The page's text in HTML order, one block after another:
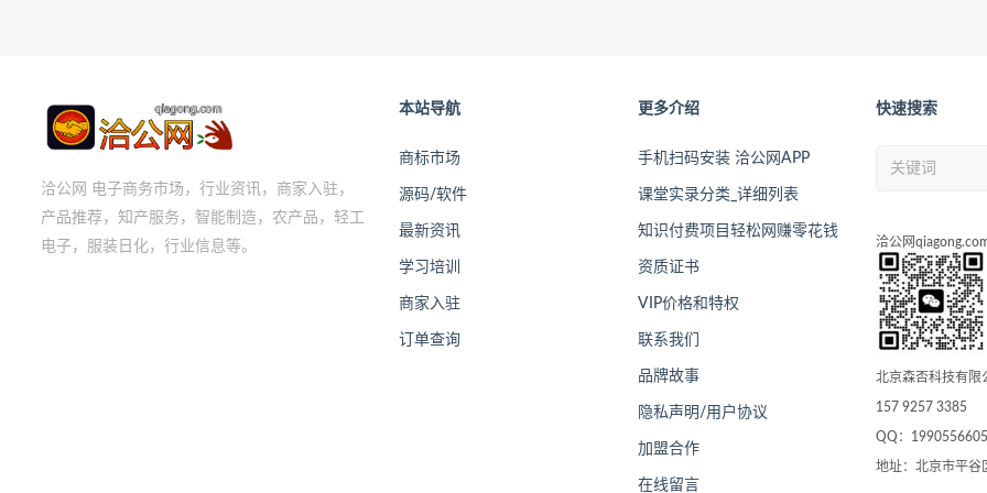
洽公网 电子商务市场，行业资讯，商家入驻，
产品推荐，知产服务，智能制造，农产品，轻工
电子，服装日化，行业信息等。
本站导航
商标市场
源码/软件
最新资讯
学习培训
商家入驻
订单查询
更多介绍
手机扫码安装 洽公网APP
课堂实录分类_详细列表
知识付费项目轻松网赚零花钱
资质证书
VIP价格和特权
联系我们
品牌故事
隐私声明/用户协议
加盟合作
在线留言
快速搜索
洽公网
北京森否科技有限
157 9257 3385
QQ：1990556605
地址：北京市平谷